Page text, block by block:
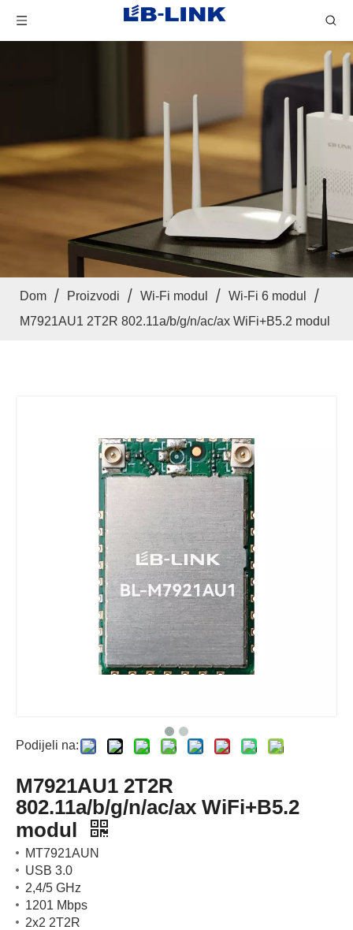
Dom / Proizvodi / Wi-Fi modul / Wi-Fi 6 modul /
M7921AU1 2T2R 802.11a/b/g/n/ac/ax WiFi+B5.2 modul
Podijeli na:
M7921AU1 2T2R
802.11a/b/g/n/ac/ax WiFi+B5.2
modul
MT7921AUN
USB 3.0
2,4/5 GHz
1201 Mbps
2x2 2T2R